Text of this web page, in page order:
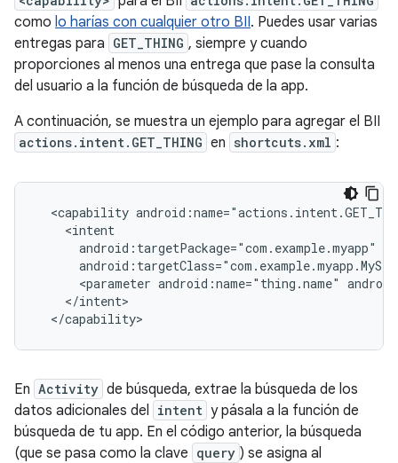
como lo harías con cualquier otro BII. Puedes usar varias
entregas para GET_THING , siempre y cuando
proporciones al menos una entrega que pase la consulta
del usuario a la función de búsqueda de la app.
A continuación, se muestra un ejemplo para agregar el BII
actions.intent.GET_THING en shortcuts.xml :
<capability
<parameter android:name="thing.name"
En Activity de búsqueda, extrae la búsqueda de los
datos adicionales del intent y pásala a la función de
búsqueda de tu app. En el código anterior, la búsqueda
(que se pasa como la clave query ) se asigna al